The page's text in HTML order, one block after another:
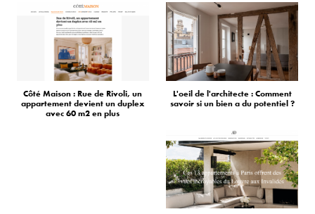
Côté Maison : Rue de Rivoli, un
appartement devient un duplex
avec 60 m2 en plus
L'oeil de l'architecte : Comment
savoir si un bien a du potentiel ?